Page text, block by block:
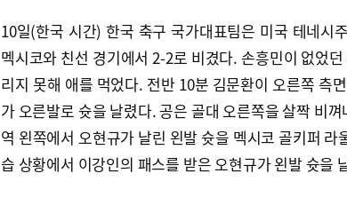
10일(한국 시간) 한국 축구 국가대표팀은 미국 테네시
멕시코와 친선 경기에서 2-2로 비겼다. 손흥민이 없었
리지 못해 애를 먹었다. 전반 10분 김문환이 오른쪽 측
가 오른발로 슛을 날렸다. 공은 골대 오른쪽을 살짝 비
역 왼쪽에서 오현규가 날린 왼발 슛을 멕시코 골키퍼 라
습 상황에서 이강인의 패스를 받은 오현규가 왼발 슛을